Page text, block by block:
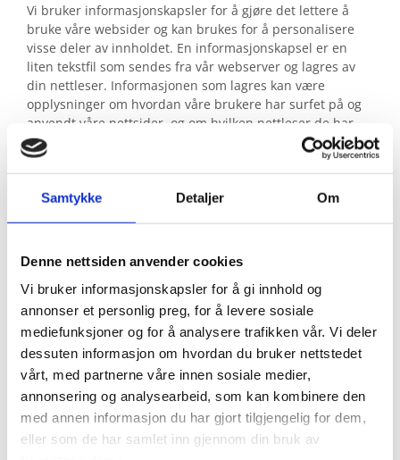
Samtykke Detaljer Om
Denne nettsiden anvender cookies
Vi bruker informasjonskapsler for å gi innhold og
annonser et personlig preg, for å levere sosiale
mediefunksjoner og for å analysere trafikken vår. Vi deler
dessuten informasjon om hvordan du bruker nettstedet
vårt, med partnerne våre innen sosiale medier,
annonsering og analysearbeid, som kan kombinere den
med annen informasjon du har gjort tilgjengelig for dem,
eller som de har samlet inn gjennom din bruk av
Vi bruker informasjonskapsler for å gjøre det lettere å
bruke våre websider og kan brukes for å personalisere
visse deler av innholdet. En informasjonskapsel er en
liten tekstfil som sendes fra vår webserver og lagres av
din nettleser. Informasjonen som lagres kan være
opplysninger om hvordan våre brukere har surfet på og
anvendt våre nettsider, og om hvilken nettleser de har
brukt.
Vi anvender statistikk om brukere og
trafikk/trafikkleverandører i aggregert form. Statistikken
lagrer atferd på nettstedet, derfor kan informasjon om
deg som bruker aldri kobles sammen med din identitet.
Din IP-adresse lagres av sikkerhetsmessige årsaker bare i
de tilfeller du selv aktivt registrerer deg på nettstedet.
Formål
Utvikle og forbedre nettstedet gjennom å forstå
hvordan det anvendes.
Beregne og rapportere brukerantall og trafikk.